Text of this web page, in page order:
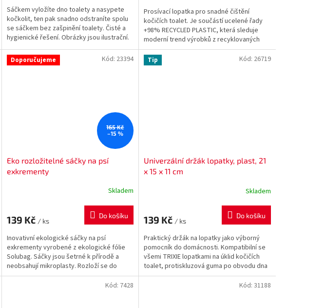
Sáčkem vyložíte dno toalety a nasypete
kočkolit, ten pak snadno odstraníte spolu
se sáčkem bez zašpinění toalety. Čisté a
hygienické řešení. Obrázky jsou ilustrační.
Změřte...
Prosívací lopatka pro snadné čištění
kočičích toalet. Je součástí ucelené řady
+98% RECYCLED PLASTIC, která sleduje
moderní trend výrobků z recyklovaných
materiálů.
Doporučujeme
165 Kč
–15 %
Eko rozložitelné sáčky na psí
exkrementy
Skladem
139 Kč / ks
Do košíku
Inovativní ekologické sáčky na psí
exkrementy vyrobené z ekologické fólie
Solubag. Sáčky jsou šetrné k přírodě a
neobsahují mikroplasty. Rozloží se do
180dnů, jsou rozpustné ve...
Kód: 23394 Tip
Univerzální držák lopatky, plast, 21
x 15 x 11 cm
Skladem
139 Kč / ks
Do košíku
Praktický držák na lopatky jako výborný
pomocník do domácnosti. Kompatibilní se
všemi TRIXIE lopatkami na úklid kočičích
toalet, protiskluzová guma po obvodu dna
Kód: 26719
Kód: 7428 Kód: 31188